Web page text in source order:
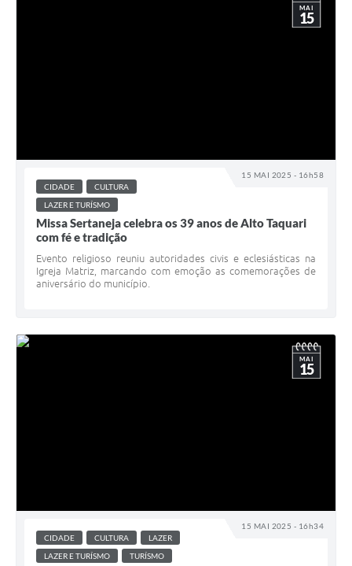
15 MAI 2025 - 16h58
MAI
15
CIDADE
CULTURA
LAZER E TURÍSMO
Missa Sertaneja celebra os 39 anos de Alto Taquari
com fé e tradição
Evento religioso reuniu autoridades civis e eclesiásticas na
Igreja Matriz, marcando com emoção as comemorações de
aniversário do município.
15 MAI 2025 - 16h34
MAI
15
CIDADE CULTURA
LAZER
LAZER E TURÍSMO
TURÍSMO